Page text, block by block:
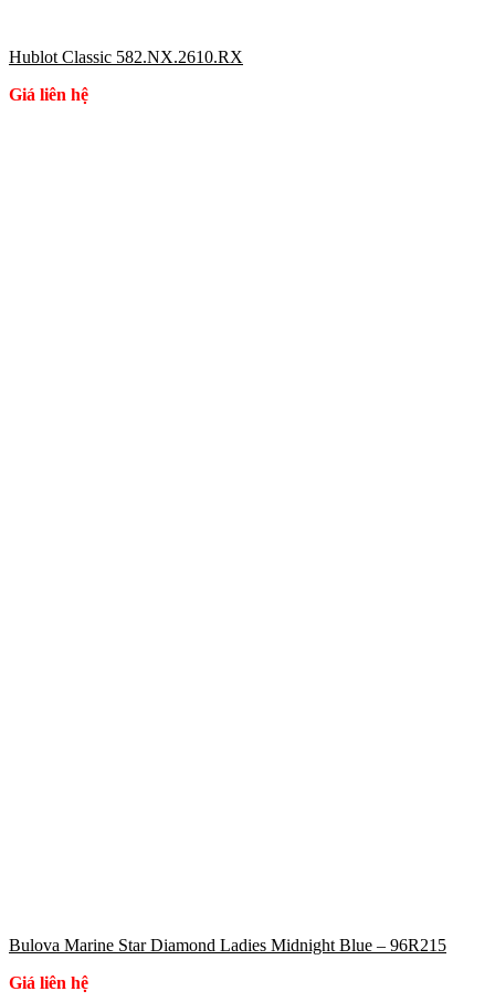
Hublot Classic 582.NX.2610.RX
Giá liên hệ
Bulova Marine Star Diamond Ladies Midnight Blue – 96R215
Giá liên hệ